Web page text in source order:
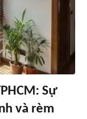
Sự
và rèm